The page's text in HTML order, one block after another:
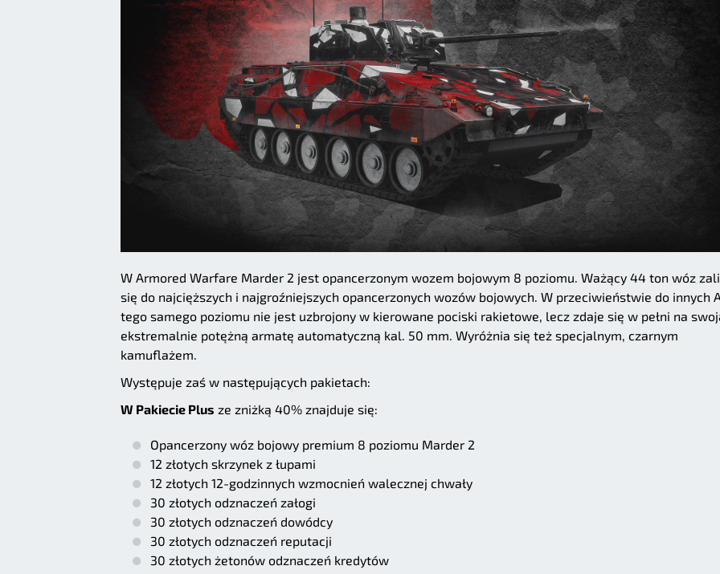
W Armored Warfare Marder 2 jest opancerzonym wozem bojowym 8 poziomu. Ważący 44 ton wóz
się do najcięższych i najgroźniejszych opancerzonych wozów bojowych. W przeciwieństwie do innych
tego samego poziomu nie jest uzbrojony w kierowane pociski rakietowe, lecz zdaje się w pełni na
ekstremalnie potężną armatę automatyczną kal. 50 mm. Wyróżnia się też specjalnym, czarnym
kamuflażem.
Występuje zaś w następujących pakietach:
W Pakiecie Plus ze zniżką 40% znajduje się:
Opancerzony wóz bojowy premium 8 poziomu Marder 2
12 złotych skrzynek z łupami
12 złotych 12-godzinnych wzmocnień walecznej chwały
30 złotych odznaczeń załogi
30 złotych odznaczeń dowódcy
30 złotych odznaczeń reputacji
30 złotych żetonów odznaczeń kredytów